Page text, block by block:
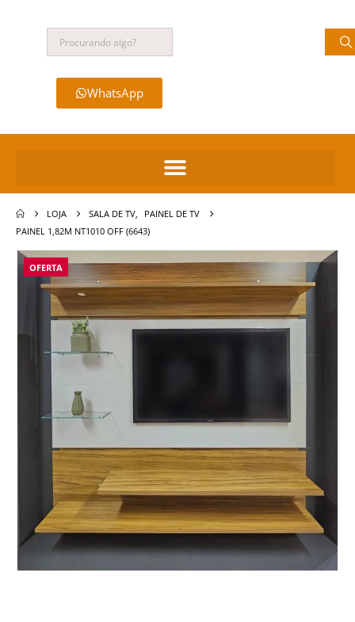
WhatsApp
LOJA SALA DE TV
PAINEL DE TV
PAINEL 1,82M NT1010 OFF (6643)
OFERTA